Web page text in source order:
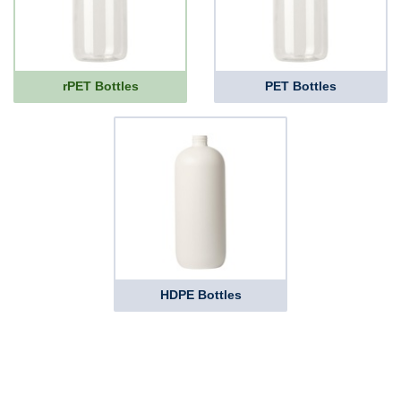
rPET Bottles PET Bottles
HDPE Bottles